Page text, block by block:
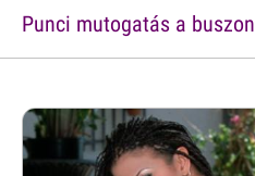
Punci mutogatás a buszon